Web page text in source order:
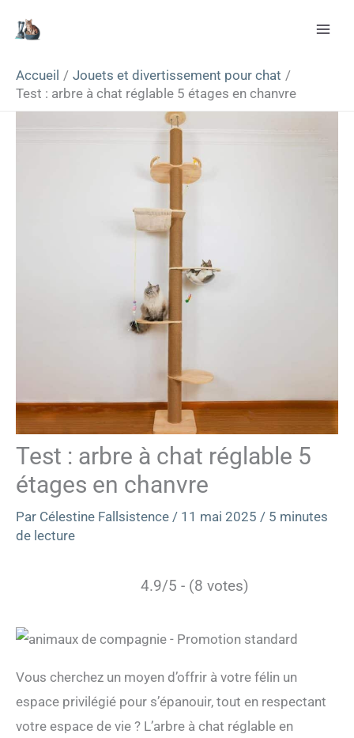
Accueil
Jouets et divertissement pour chat
Test : arbre à chat réglable 5 étages en chanvre
Test : arbre à chat réglable 5
étages en chanvre
Par Célestine Fallsistence / 11 mai 2025 / 5 minutes
de lecture
4.9/5 - (8 votes)
Vous cherchez un moyen d’offrir à votre félin un
espace privilégié pour s’épanouir, tout en respectant
votre espace de vie ? L’arbre à chat réglable en